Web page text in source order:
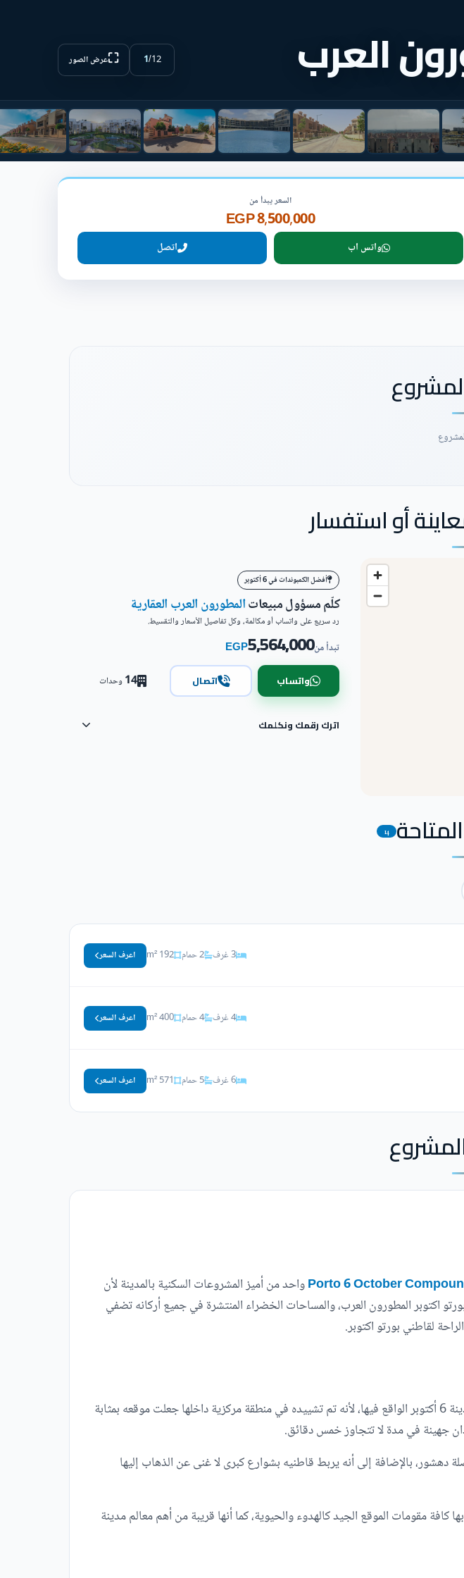
العرب 1/12
⛶عرض الصور
السعر يبدأ من
8,500,000 EGP
واتس اب اتصل
أو استفسار
أفضل الكمبوندات في 6 أكتوبر
كلّم مسؤول مبيعاتالمطورون العرب العقارية
رد سريع على واتساب أو مكالمة، وكل تفاصيل الأسعار والتقسيط.
تبدأ من5,564,000
EGP
واتساب اتصال 14وحدات
اترك رقمك ونكلمك
14
3 غرف 2 حمام 192 m² اعرف السعر
4 غرف 4 حمام 400 m² اعرف السعر
6 غرف 5 حمام 571 m² اعرف السعر
واحد من أميز المشروعات السكنية بالمدينة لأن
اكتوبر المطورون العرب، والمساحات الخضراء المنتشرة في جميع أركانه تضفي
لقاطني بورتو اكتوبر.
يجعل كمبوند بورتو أكتوبر الفرصة سانحة أمام عملائه للسكن في أحد أكثر المواقع تميزًا بمدينة 6 أكتوبر الواقع فيها، لأنه تم تشييده في منطقة مركزية داخلها جعلت موقعه بمثابة
جهينة في مدة لا تتجاوز خمس دقائق.
من محاور استراتيجية هامة مثل محور 26 يوليو ومحور وصلة دهشور، بالإضافة إلى أنه يربط قاطنيه بشوارع كبرى لا غنى عن الذهاب إليها
كافة مقومات الموقع الجيد كالهدوء والحيوية، كما أنها قريبة من أهم معالم مدينة